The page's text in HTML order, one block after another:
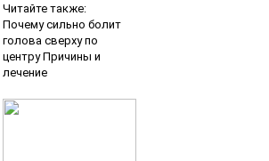
Читайте также:
Почему сильно болит
голова сверху по
центру Причины и
лечение